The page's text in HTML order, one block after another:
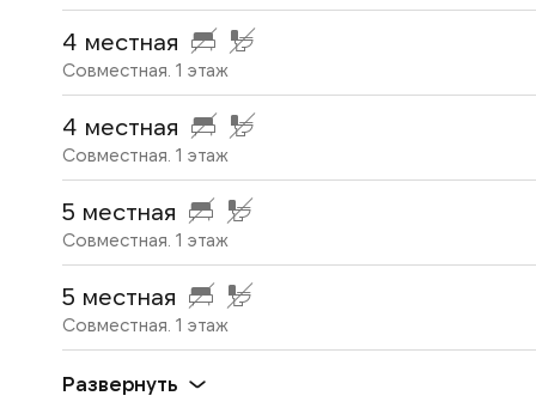
4 местная
Совместная 1 этаж
4 местная
Совместная 1 этаж
5 местная
Совместная 1 этаж
5 местная
Совместная 1 этаж
Развернуть